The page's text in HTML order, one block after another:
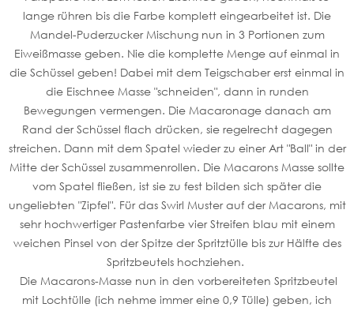
lange rühren bis die Farbe komplett eingearbeitet ist. Die
Mandel-Puderzucker Mischung nun in 3 Portionen zum
Eiweißmasse geben. Nie die komplette Menge auf einmal in
die Schüssel geben! Dabei mit dem Teigschaber erst einmal in
die Eischnee Masse "schneiden", dann in runden
Bewegungen vermengen. Die Macaronage danach am
Rand der Schüssel flach drücken, sie regelrecht dagegen
streichen. Dann mit dem Spatel wieder zu einer Art "Ball" in der
Mitte der Schüssel zusammenrollen. Die Macarons Masse sollte
vom Spatel fließen, ist sie zu fest bilden sich später die
ungeliebten "Zipfel". Für das Swirl Muster auf der Macarons, mit
sehr hochwertiger Pastenfarbe vier Streifen blau mit einem
weichen Pinsel von der Spitze der Spritztülle bis zur Hälfte des
Spritzbeutels hochziehen.
Die Macarons-Masse nun in den vorbereiteten Spritzbeutel
mit Lochtülle (ich nehme immer eine 0,9 Tülle) geben, ich